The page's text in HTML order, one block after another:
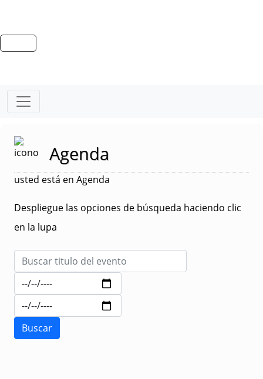
Agenda
usted está en Agenda
Despliegue las opciones de búsqueda haciendo clic
en la lupa